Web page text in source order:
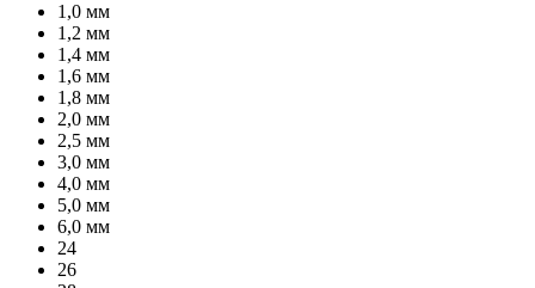
1,0 мм
1,2 мм
1,4 мм
1,6 мм
1,8 мм
2,0 мм
2,5 мм
3,0 мм
4,0 мм
5,0 мм
6,0 мм
24
26